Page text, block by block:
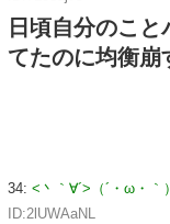
日頃自分のこ
てたのに均衡崩
34: <丶｀∀´>（´・ω・
ID:2lUWAaNL